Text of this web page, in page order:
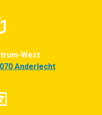
West
Anderlecht